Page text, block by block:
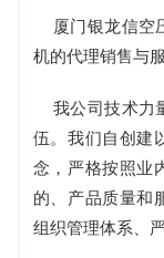
厦门银龙信空
机的代理销售与
我公司技术力
伍。我们自创建
念，严格按照业
的、产品质量和
组织管理体系、